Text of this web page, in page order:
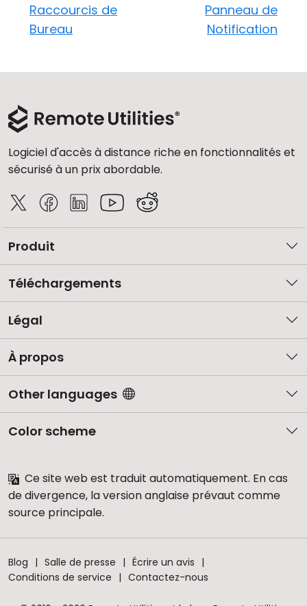
Raccourcis de
Bureau
Panneau de
Notification
Logiciel d'accès à distance riche en fonctionnalités et
sécurisé à un prix abordable.
Produit
Téléchargements
Légal
À propos
Other languages
Color scheme
Ce site web est traduit automatiquement. En cas
de divergence, la version anglaise prévaut comme
source principale.
Blog Salle de presse
Écrire un avis
Conditions de service
Contactez-nous